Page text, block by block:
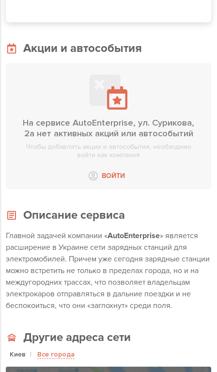
Акции и автособытия
На сервисе AutoEnterprise, ул. Сурикова,
2а нет активных акций или автособытий
Чтобы добавлять акции и автособытия, необходимо
войти как компания
ВОЙТИ
Описание сервиса
Главной задачей компании «AutoEnterprise» является
расширение в Украине сети зарядных станций для
электромобилей. Причем уже сегодня зарядные станции
можно встретить не только в пределах города, но и на
междугородних трассах, что позволяет владельцам
электрокаров отправляться в дальние поездки и не
беспокоиться, что они «заглохнут» среди поля.
Другие адреса сети
Киев Все города